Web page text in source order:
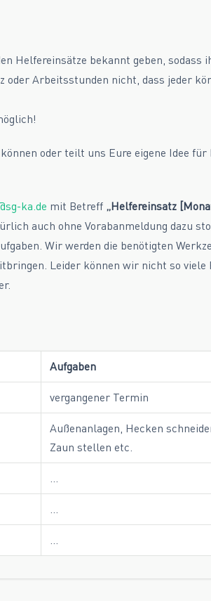
Helfereinsätze bekannt geben, sodass
Arbeitsstunden nicht, dass jeder
oder teilt uns Eure eigene Idee
ka.de mit Betreff „Helfereinsatz
auch ohne Vorabanmeldung dazu
Wir werden die benötigten
Leider können wir nicht so
Aufgaben
vergangener Termin
Außenanlagen, Hecken
Zaun stellen etc.
…
…
…